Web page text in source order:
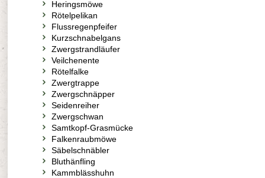
Heringsmöwe
Rötelpelikan
Flussregenpfeifer
Kurzschnabelgans
Zwergstrandläufer
Veilchenente
Rötelfalke
Zwergtrappe
Zwergschnäpper
Seidenreiher
Zwergschwan
Samtkopf-Grasmücke
Falkenraubmöwe
Säbelschnäbler
Bluthänfling
Kammblässhuhn